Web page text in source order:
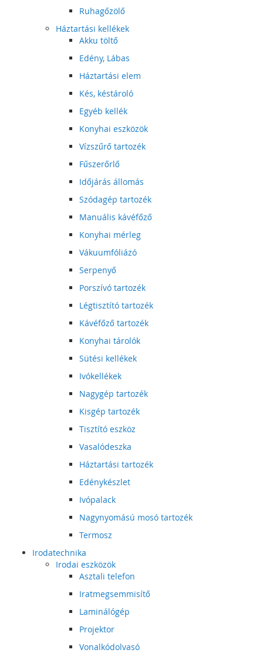
Ruhagőzölő
Háztartási kellékek
Akku töltő
Edény, Lábas
Háztartási elem
Kés, késtároló
Egyéb kellék
Konyhai eszközök
Vízszűrő tartozék
Fűszerőrlő
Időjárás állomás
Szódagép tartozék
Manuális kávéfőző
Konyhai mérleg
Vákuumfóliázó
Serpenyő
Porszívó tartozék
Légtisztító tartozék
Kávéfőző tartozék
Konyhai tárolók
Sütési kellékek
Ivókellékek
Nagygép tartozék
Kisgép tartozék
Tisztító eszköz
Vasalódeszka
Háztartási tartozék
Edénykészlet
Ivópalack
Nagynyomású mosó tartozék
Termosz
Irodatechnika
Irodai eszközök
Asztali telefon
Iratmegsemmisítő
Laminálógép
Projektor
Vonalkódolvasó